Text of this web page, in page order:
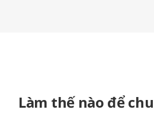
Làm thế nào để